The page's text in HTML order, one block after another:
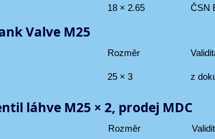
18 × 2.65 ČSN
Valve M25
Rozměr
25 × 3 z
láhve M25 × 2, prodej MDC
Rozměr